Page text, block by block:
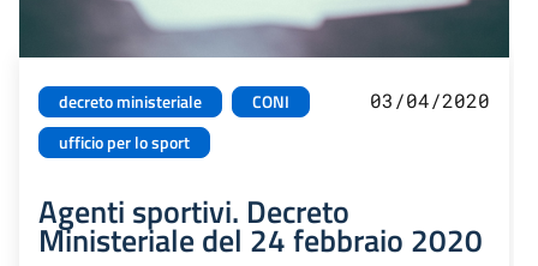
decreto ministeriale
CONI
ufficio per lo sport
03/04/2020
Agenti sportivi. Decreto
Ministeriale del 24 febbraio 2020